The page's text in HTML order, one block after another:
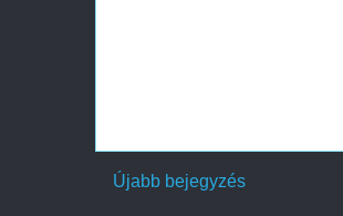
Újabb bejegyzés